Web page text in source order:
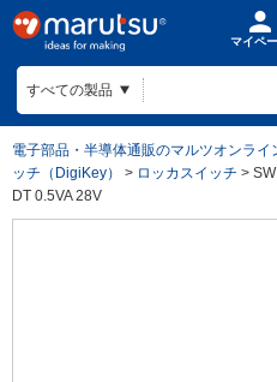
マイペ
電子部品・半導体通販のマルツオンライ
ッチ（DigiKey）
> ロッカスイッチ >
DT 0.5VA 28V